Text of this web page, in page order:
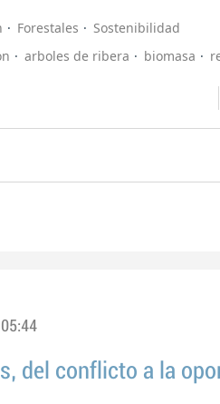
Forestales
Sostenibilidad
arboles de ribera biomasa
del conflicto a la